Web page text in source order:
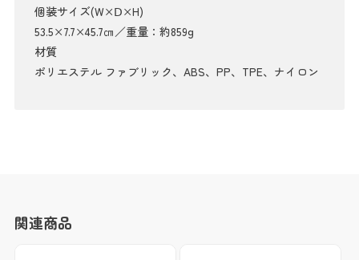
個装サイズ(W×Ⅾ×H)
53.5×7.7×45.7㎝／重量：約859g
材質
ポリエステル ファブリック、ABS、PP、TPE、ナイロン
関連商品